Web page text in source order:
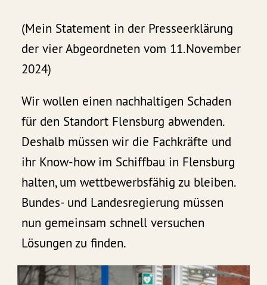
(Mein Statement in der Presseerklärung
der vier Abgeordneten vom 11.November
2024)
Wir wollen einen nachhaltigen Schaden
für den Standort Flensburg abwenden.
Deshalb müssen wir die Fachkräfte und
ihr Know-how im Schiffbau in Flensburg
halten, um wettbewerbsfähig zu bleiben.
Bundes- und Landesregierung müssen
nun gemeinsam schnell versuchen
Lösungen zu finden.